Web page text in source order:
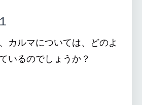
カルマについては、どのよ
いるのでしょうか？